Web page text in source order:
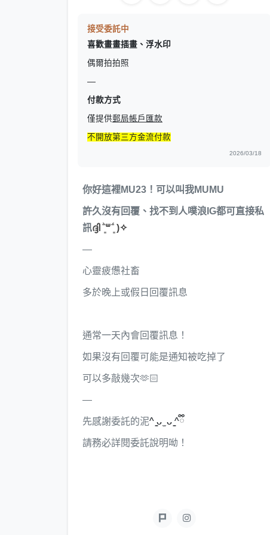
接受委託中
喜歡畫畫插畫、浮水印
偶爾拍拍照
—
付款方式
僅提供郵局帳戶匯款
不開放第三方金流付款
2026/03/18
你好這裡MU23！可以叫我MUMU
許久沒有回覆、找不到人噗浪IG都可直接私
訊ദ്ദി ˉ͈̀꒳ˉ͈́ )✧
—
心靈疲憊社畜
多於晚上或假日回覆訊息
通常一天內會回覆訊息！
如果沒有回覆可能是通知被吃掉了
可以多敲幾次🫶🏻
—
先感謝委託的泥^ ̳ᴗ ̫ ᴗ ̳^ྀི
請務必詳閱委託說明呦！